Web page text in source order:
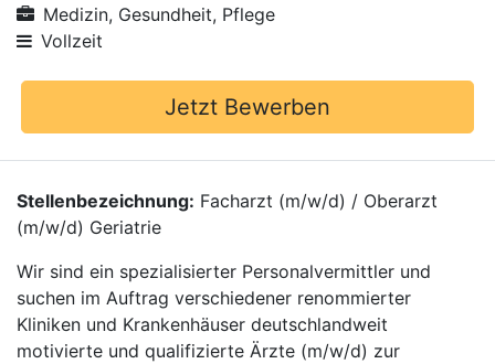
Medizin, Gesundheit, Pflege
Vollzeit
Jetzt Bewerben
Stellenbezeichnung: Facharzt (m/w/d) / Oberarzt
(m/w/d) Geriatrie
Wir sind ein spezialisierter Personalvermittler und
suchen im Auftrag verschiedener renommierter
Kliniken und Krankenhäuser deutschlandweit
motivierte und qualifizierte Ärzte (m/w/d) zur